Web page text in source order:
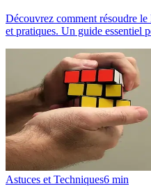
Découvrez comment résoudre
et pratiques. Un guide essentiel
Astuces et Techniques6 min